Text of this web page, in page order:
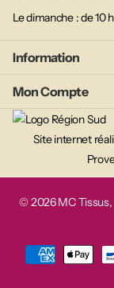
Information
Mon Compte
Le dimanche : de 10
Site internet
©2026MC Tissus,